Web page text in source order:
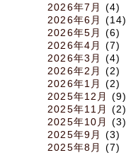
2026年7月
(4)
2026年6月
(14)
2026年5月
(6)
2026年4月
(7)
2026年3月
(4)
2026年2月
(2)
2026年1月
(2)
2025年12月
(9)
2025年11月
(2)
2025年10月
(3)
2025年9月
(3)
2025年8月
(7)